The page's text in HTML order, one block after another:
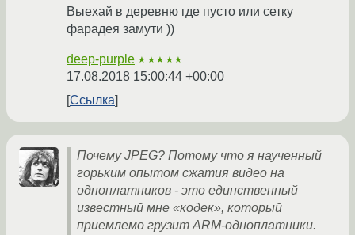
Выехай в деревню где пусто или сетку
фарадея замути ))
deep-purple ★★★★★
17.08.2018 15:00:44 +00:00
Ссылка
Почему JPEG? Потому что я наученный
горьким опытом сжатия видео на
одноплатников - это единственный
известный мне «кодек», который
приемлемо грузит ARM-одноплатники.